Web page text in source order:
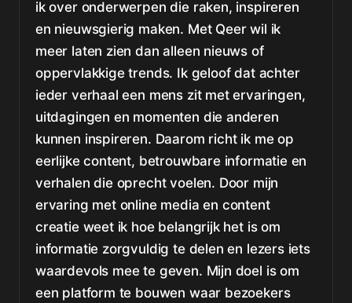
ik over onderwerpen die raken, inspireren
en nieuwsgierig maken. Met Qeer wil ik
meer laten zien dan alleen nieuws of
oppervlakkige trends. Ik geloof dat achter
ieder verhaal een mens zit met ervaringen,
uitdagingen en momenten die anderen
kunnen inspireren. Daarom richt ik me op
eerlijke content, betrouwbare informatie en
verhalen die oprecht voelen. Door mijn
ervaring met online media en content
creatie weet ik hoe belangrijk het is om
informatie zorgvuldig te delen en lezers iets
waardevols mee te geven. Mijn doel is om
een platform te bouwen waar bezoekers